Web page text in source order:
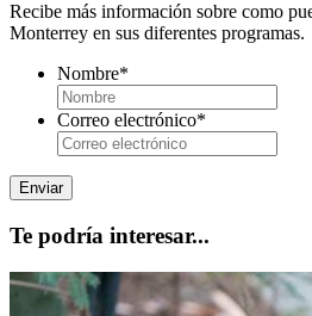
Recibe más información sobre como
Monterrey en sus diferentes programas.
Nombre*
Correo electrónico*
Te podría interesar...